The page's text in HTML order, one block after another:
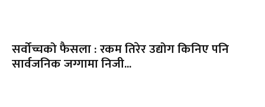
सर्वोच्चको फैसला : रकम तिरेर उद्योग किनिए पनि
सार्वजनिक जग्गामा निजी...